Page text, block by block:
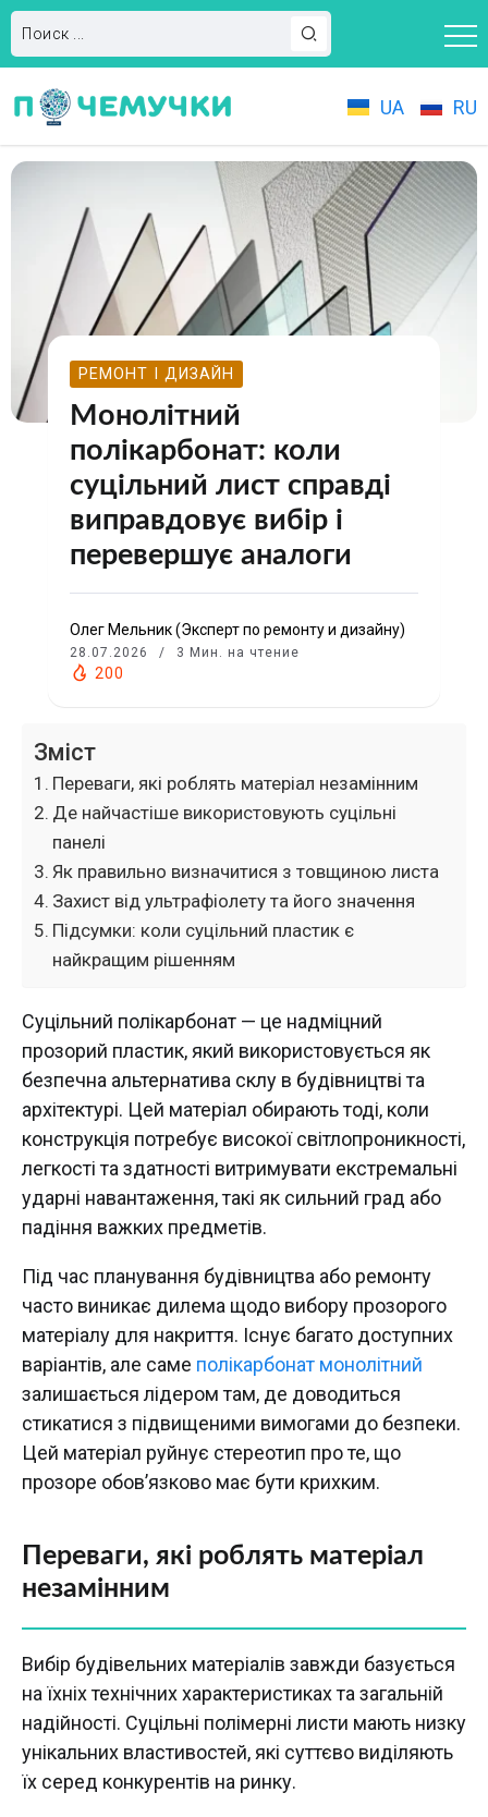
UA RU
РЕМОНТ І ДИЗАЙН
Монолітний
полікарбонат: коли
суцільний лист справді
виправдовує вибір і
перевершує аналоги
Олег Мельник (Эксперт по ремонту и дизайну)
28.07.2026 3 Мин. на чтение
200
Зміст
Переваги, які роблять матеріал незамінним
Де найчастіше використовують суцільні
панелі
Як правильно визначитися з товщиною листа
Захист від ультрафіолету та його значення
Підсумки: коли суцільний пластик є
найкращим рішенням
Суцільний полікарбонат — це надміцний
прозорий пластик, який використовується як
безпечна альтернатива склу в будівництві та
архітектурі. Цей матеріал обирають тоді, коли
конструкція потребує високої світлопроникності,
легкості та здатності витримувати екстремальні
ударні навантаження, такі як сильний град або
падіння важких предметів.
Під час планування будівництва або ремонту
часто виникає дилема щодо вибору прозорого
матеріалу для накриття. Існує багато доступних
варіантів, але саме полікарбонат монолітний
залишається лідером там, де доводиться
стикатися з підвищеними вимогами до безпеки.
Цей матеріал руйнує стереотип про те, що
прозоре обов’язково має бути крихким.
Переваги, які роблять матеріал
незамінним
Вибір будівельних матеріалів завжди базується
на їхніх технічних характеристиках та загальній
надійності. Суцільні полімерні листи мають низку
унікальних властивостей, які суттєво виділяють
їх серед конкурентів на ринку.